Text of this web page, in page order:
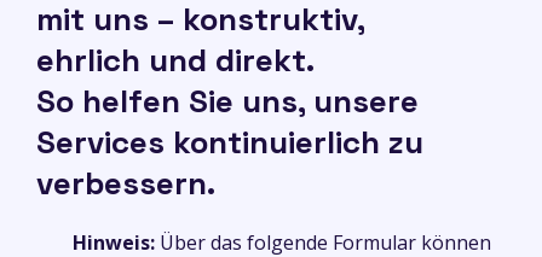
mit uns – konstruktiv,
ehrlich und direkt.
So helfen Sie uns, unsere
Services kontinuierlich zu
verbessern.
Hinweis: Über das folgende Formular können